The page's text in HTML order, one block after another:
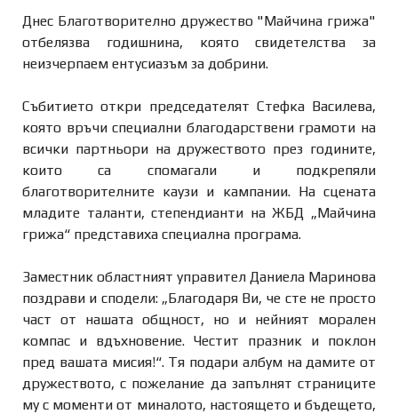
Днес Благотворително дружество "Майчина грижа"
отбелязва годишнина, която свидетелства за
неизчерпаем ентусиазъм за добрини.
Събитието откри председателят Стефка Василева,
която връчи специални благодарствени грамоти на
всички партньори на дружеството през годините,
които са спомагали и подкрепяли
благотворителните каузи и кампании. На сцената
младите таланти, степендианти на ЖБД „Майчина
грижа“ представиха специална програма.
Заместник областният управител Даниела Маринова
поздрави и сподели: „Благодаря Ви, че сте не просто
част от нашата общност, но и нейният морален
компас и вдъхновение. Честит празник и поклон
пред вашата мисия!“. Тя подари албум на дамите от
дружеството, с пожелание да запълнят страниците
му с моменти от миналото, настоящето и бъдещето,